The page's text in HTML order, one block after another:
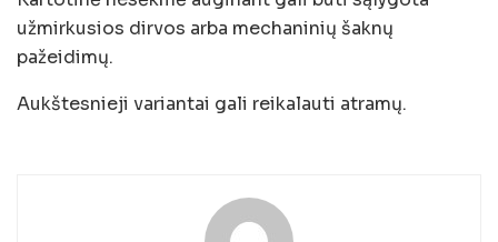
užmirkusios dirvos arba mechaninių šaknų
pažeidimų.
Aukštesnieji variantai gali reikalauti atramų.